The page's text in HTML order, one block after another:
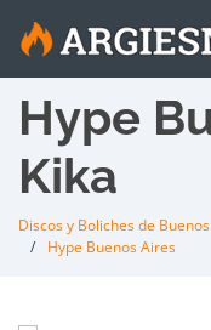
Hype
Kika
Discos y Boliches de
Hype Buenos Aires